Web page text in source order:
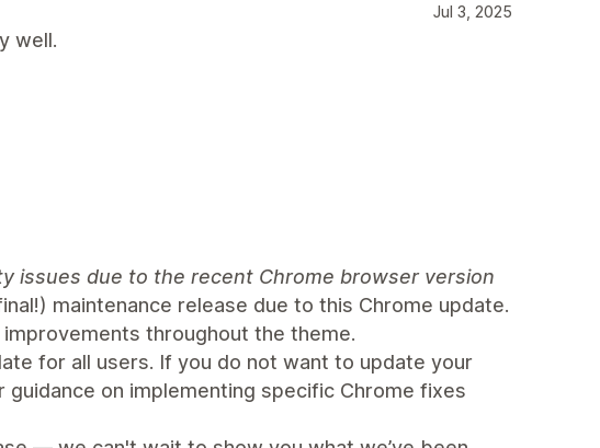
Jul 3, 2025
well.
issues due to the recent Chrome browser version
maintenance release due to this Chrome update.
throughout the theme.
for all users. If you do not want to update your
on implementing specific Chrome fixes